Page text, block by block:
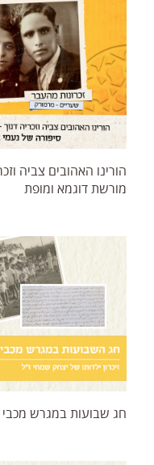
הורינו האהובים צביה
מורשת דוגמא ומופת
חג שבועות במגרש מכבי